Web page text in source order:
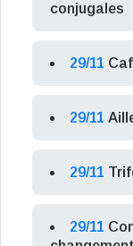
conjugales
29/11
29/11
29/11
29/11